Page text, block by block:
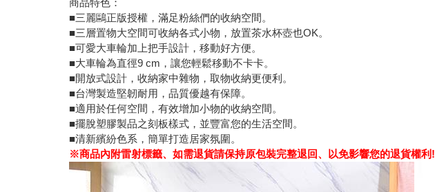
商品特色：
■三麗鷗正版授權，滿足粉絲們的收納空間。
■三層置物大空間可收納各式小物，放置茶水杯壺也OK。
■可愛大車輪加上把手設計，移動好方便。
■大車輪為直徑9 cm，讓您輕鬆移動不卡卡。
■開放式設計，收納家中雜物，取物收納更便利。
■台灣製造堅韌耐用，品質優越有保障。
■適用於任何空間，有效增加小物的收納空間。
■擺脫塑膠製品之刻板樣式，並豐富您的生活空間。
■清新繽紛色系，簡單打造居家氛圍。
※商品內附雷射標籤、如需退貨請保持原包裝完整退回、以免影響您的退貨權利!